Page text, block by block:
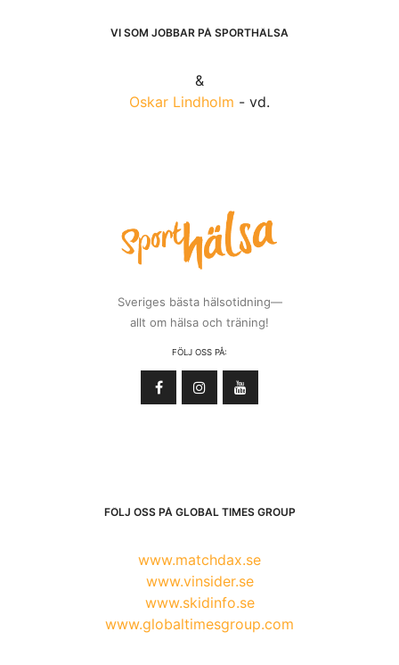
VI SOM JOBBAR PÅ SPORTHÄLSA
&
Oskar Lindholm - vd.
Sveriges bästa hälsotidning—
allt om hälsa och träning!
FÖLJ OSS PÅ:
FÖLJ OSS PÅ GLOBAL TIMES GROUP
www.matchdax.se
www.vinsider.se
www.skidinfo.se
www.globaltimesgroup.com